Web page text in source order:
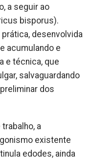
a seguir ao
bisporus).
desenvolvida
acumulando e
e técnica, que
salvaguardando
dos
a
existente
edodes, ainda